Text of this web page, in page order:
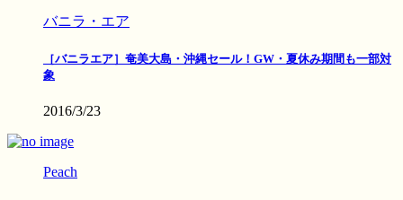
バニラ・エア
［バニラエア］奄美大島・沖縄セール！GW・夏休み期間も一部対
象
2016/3/23
Peach